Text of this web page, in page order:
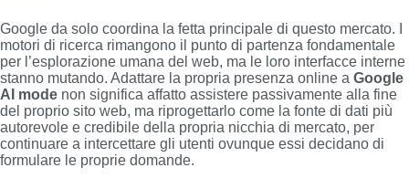
Google da solo coordina la fetta principale di questo mercato. I
motori di ricerca rimangono il punto di partenza fondamentale
per l’esplorazione umana del web, ma le loro interfacce interne
stanno mutando. Adattare la propria presenza online a Google
AI mode non significa affatto assistere passivamente alla fine
del proprio sito web, ma riprogettarlo come la fonte di dati più
autorevole e credibile della propria nicchia di mercato, per
continuare a intercettare gli utenti ovunque essi decidano di
formulare le proprie domande.